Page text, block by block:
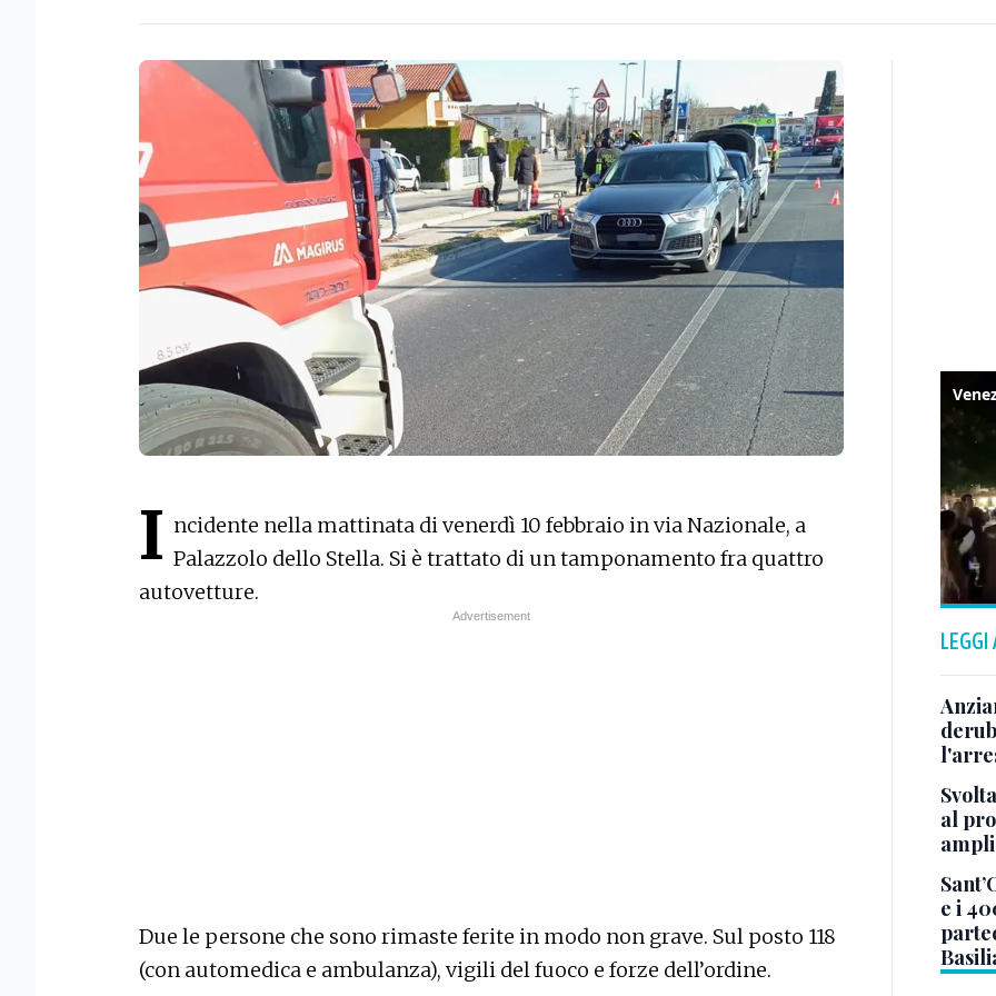
I ncidente nella mattinata di venerdì 10 febbraio in via Nazionale, a
Palazzolo dello Stella. Si è trattato di un tamponamento fra quattro
autovetture.
Due le persone che sono rimaste ferite in modo non grave. Sul posto 118
(con automedica e ambulanza), vigili del fuoco e forze dell’ordine.
LEGGI
al
e i